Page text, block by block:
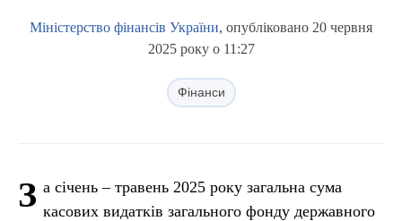
Міністерство фінансів України, опубліковано 20 червня
2025 року о 11:27
Фінанси
З а січень – травень 2025 року загальна сума
касових видатків загального фонду державного